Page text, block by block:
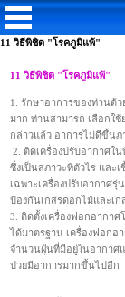
11 วิธีพิชิต "โรคภูมิแพ้"
11 วิธีพิชิต "โรคภูมิแพ้"
1. รักษาอาการของท่านด้
มาก ท่านสามารถ เลือกใช้
กล่าวแล้ว อาการไม่ดีขึ้นภ
2. ติดเครื่องปรับอากาศใ
ซึ่งเป็นสภาวะที่ตัวไร และ
เฉพาะเครื่องปรับอากาศรุ่
ป้องกันเกสรดอกไม้และเ
3. ติดตั้งเครื่องฟอกอากา
ได้มาตรฐาน เครื่องฟอกอ
จำนวนฝุ่นที่มีอยู่ในอากาศ
ป่วยมีอาการมากขึ้นไปอีก